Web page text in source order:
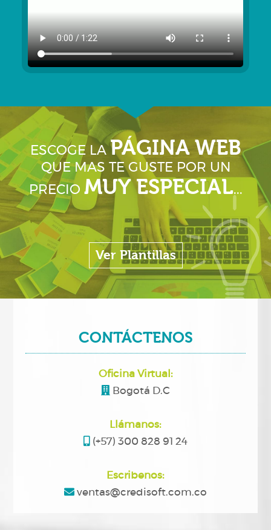
ESCOGE LA PÁGINA WEB
QUE MAS TE GUSTE POR UN
PRECIO MUY ESPECIAL...
Ver Plantillas
CONTÁCTENOS
Oficina Virtual:
Bogotá D.C
Llámanos:
(+57) 300 828 91 24
Escribenos:
ventas@credisoft.com.co